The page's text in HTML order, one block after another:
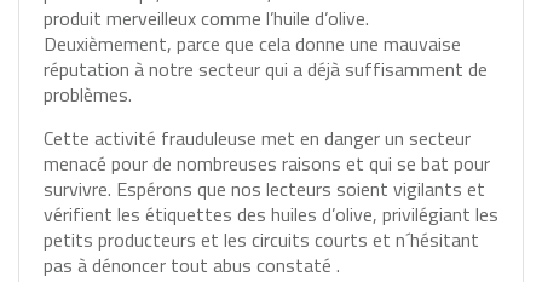
produit merveilleux comme l’huile d’olive.
Deuxièmement, parce que cela donne une mauvaise
réputation à notre secteur qui a déjà suffisamment de
problèmes.
Cette activité frauduleuse met en danger un secteur
menacé pour de nombreuses raisons et qui se bat pour
survivre. Espérons que nos lecteurs soient vigilants et
vérifient les étiquettes des huiles d’olive, privilégiant les
petits producteurs et les circuits courts et n´hésitant
pas à dénoncer tout abus constaté .